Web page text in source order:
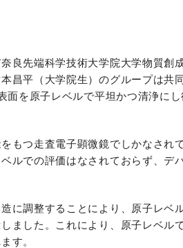
良先端科学技術大学院大学物質創
昌平（大学院生）のグループは共
面を原子レベルで平坦かつ清浄に
もつ走査電子顕微鏡でしかなされ
ルでの評価はなされておらず、デ
に調整することにより、原子レベ
ました。これにより、原子レベル
す。